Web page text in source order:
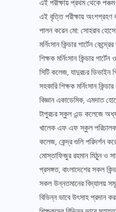
এই পরীক্ষায় প্রথম থেকে পঞ্চম
এই বৃত্তি পরীক্ষায় অংশগ্রহণ
পালন করেন মো: সোহরাব হোসেন
মর্নিংসান কিন্ডার গার্টেন
শিক্ষক মর্নিংসান কিন্ডার
সিটি কলেজ, যাদুরচর ডিভাইন
সহকারি শিক্ষক মর্নিংসান
বিজ্ঞান একাডেমিক, এমদাত
টাপুরচর স্কুল এন্ড কলেজে
খালেক এফ এফ স্কুল
কলেজ, কেন্দ্র গুলি পরিদর্শন
মোস্তাফিজুর রহমান মিঠুন ও
প্রসঙ্গত, বাংলাদেশের সকল
সকল উন্নতমানের বিদ্যালয়
বিভিন্ন ভাবে উৎসাহ প্রদান